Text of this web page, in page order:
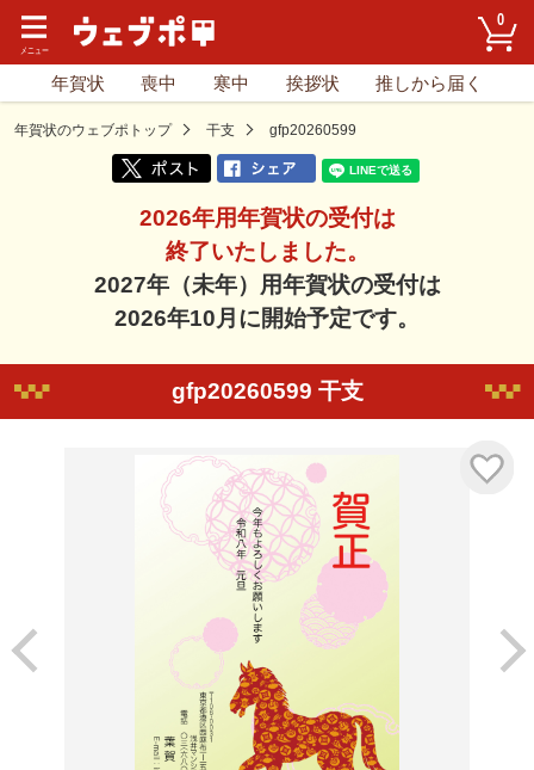
0
年賀状 喪中 寒中 挨拶状 推しから届く
年賀状のウェブポトップ 干支 gfp20260599
2026年用年賀状の受付は
終了いたしました。
2027年（未年）用年賀状の受付は
2026年10月に開始予定です。
gfp20260599 干支